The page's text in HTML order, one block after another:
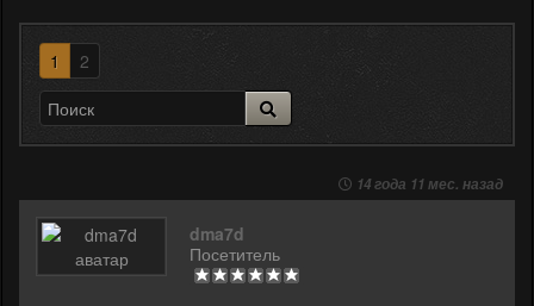
1 2
14 года 11 мес. назад
dma7d
Посетитель